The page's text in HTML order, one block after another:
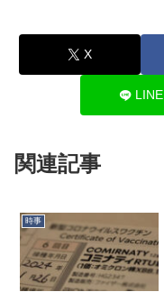
X
LINE
関連記事
時事